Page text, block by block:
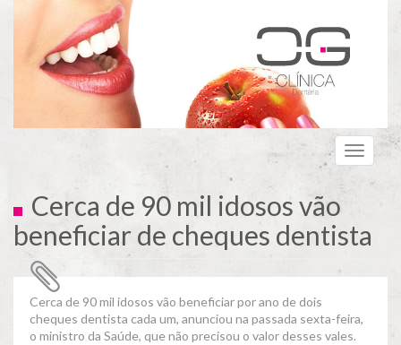
Passar
conteúdo
principal
Toggle
Cerca de 90 mil idosos vão
beneficiar de cheques dentista
Cerca de 90 mil idosos vão beneficiar por ano de dois
cheques dentista cada um, anunciou na passada sexta-feira,
o ministro da Saúde, que não precisou o valor desses vales.